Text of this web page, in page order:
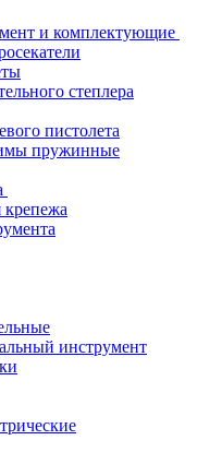
и комплектующие
степлера
пистолета
пружинные
крепежа
инструмент